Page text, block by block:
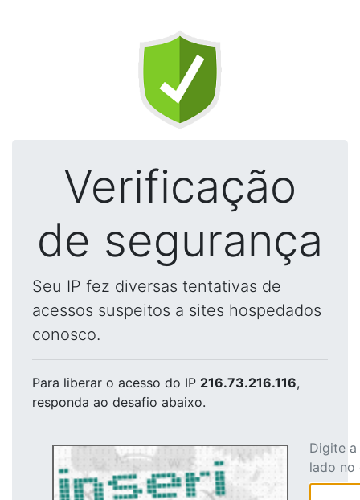
Verificação
de segurança
Seu IP fez diversas tentativas de
acessos suspeitos a sites hospedados
conosco.
Para liberar o acesso do IP 216.73.216.116,
responda ao desafio abaixo.
Digite
lado no